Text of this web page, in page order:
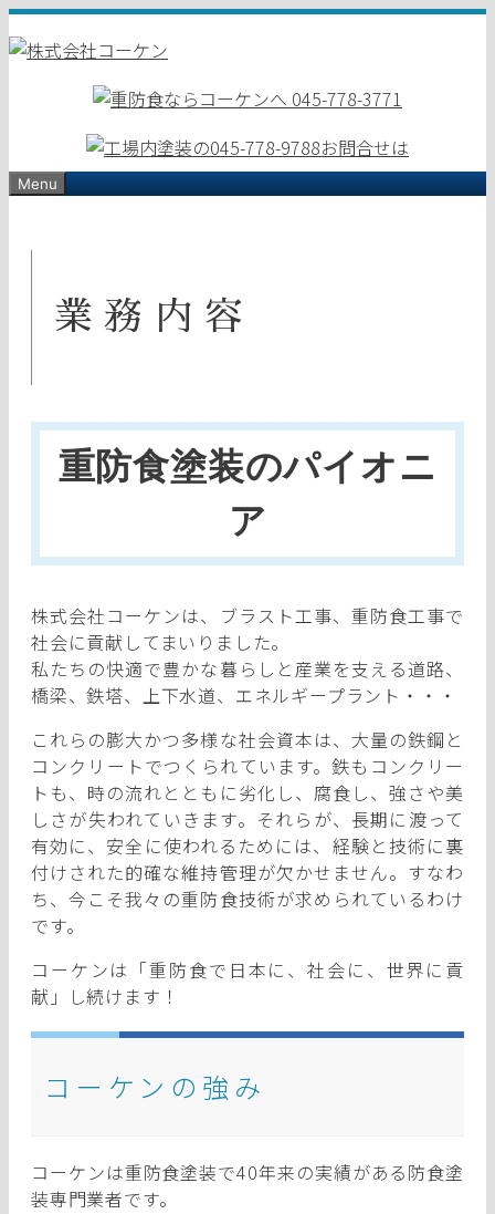
コ
ン
スMenu
業務内容
重防食塗装のパイオニ
ア
株式会社コーケンは、ブラスト工事、重防食工事で
社会に貢献してまいりました。
私たちの快適で豊かな暮らしと産業を支える道路、
橋梁、鉄塔、上下水道、エネルギープラント・・・
これらの膨大かつ多様な社会資本は、大量の鉄鋼と
コンクリートでつくられています。鉄もコンクリー
トも、時の流れとともに劣化し、腐食し、強さや美
しさが失われていきます。それらが、長期に渡って
有効に、安全に使われるためには、経験と技術に裏
付けされた的確な維持管理が欠かせません。すなわ
ち、今こそ我々の重防食技術が求められているわけ
です。
コーケンは「重防食で日本に、社会に、世界に貢
献」し続けます！
コーケンの強み
コーケンは重防食塗装で40年来の実績がある防食塗
装専門業者です。